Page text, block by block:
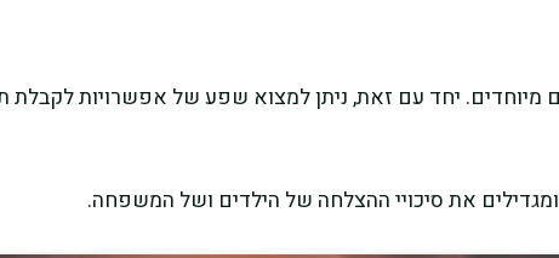
מיוחדים. יחד עם זאת, ניתן למצוא שפע של אפשרויות לקבלת
את סיכויי ההצלחה של הילדים ושל המשפחה.